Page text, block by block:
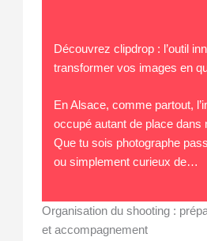
Découvrez clipdrop : l’outil
transformer vos images en
En Alsace, comme partout,
occupé autant de place dans
Que tu sois photographe
ou simplement curieux de…
Organisation du shooting :
et accompagnement